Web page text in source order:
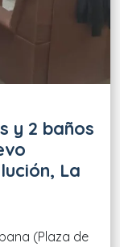
y 2 baños
La
(Plaza de